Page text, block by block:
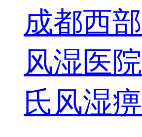
成都西
风湿医
氏风湿